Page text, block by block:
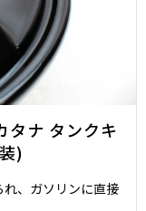
タナ タンクキ
)
、ガソリンに直接